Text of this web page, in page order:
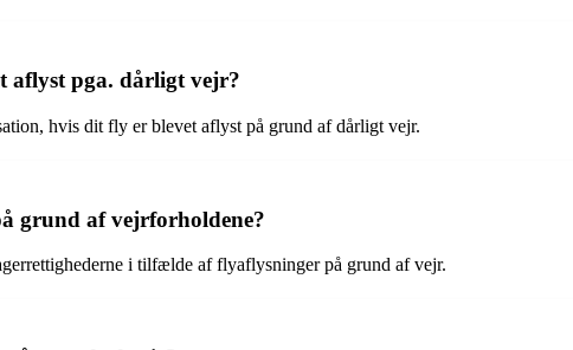
aflyst pga. dårligt vejr?
hvis dit fly er blevet aflyst på grund af dårligt vejr.
grund af vejrforholdene?
i tilfælde af flyaflysninger på grund af vejr.